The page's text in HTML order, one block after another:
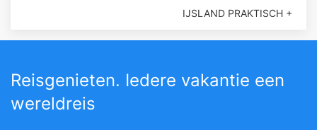
IJSLAND PRAKTISCH +
Reisgenieten. Iedere vakantie een
wereldreis